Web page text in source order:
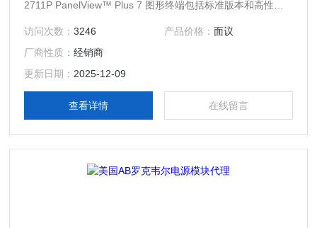
2711P PanelView™ Plus 7 图形终端包括标准版本和高性能
FactoryTalk® View Machine Edition 构建应用项目，并帮助
简化配置和增强您的集成架构解决方案。这些终端包括以太网
连接，使您能够通过 VNC 连接
访问次数：3246 产品价格： 面议
厂商性质：经销商
更新日期： 2025-12-09
查看详情 在线留言